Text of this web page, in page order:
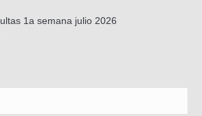
1a semana julio 2026